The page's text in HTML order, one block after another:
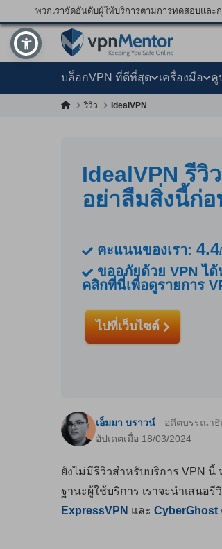
พวกเราจัดอันดับผู้ให้บริการตามการทดสอบแล
บล็อกVPN ที่ดีที่สุด เครื่องมือ คู
รีวิว IdealVPN
IdealVPN รีวิ
อย่าลืมสิ่งนี้ก่
คะแนนของเรา: 4.4
ขออภัยด้วย VPN ไ
คลิกที่นี่เพื่อดูรายการ
ไปที่เว็บไซต์
เอ็มมา บราวน์
อัปเดตเมื่อ 18/03/2024
อดีตบรรณาธิ
ยังไม่มีรีวิวสำหรับบริการ VPN
ฐานะผู้ใช้บริการ เราจะนำเสนอ
ExpressVPN และ CyberGhost